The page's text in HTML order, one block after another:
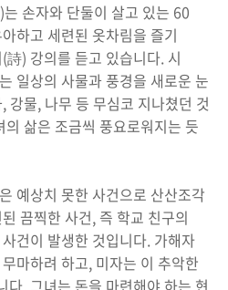
손자와 단둘이 살고 있는 60
하고 세련된 옷차림을 즐기
) 강의를 듣고 있습니다. 시
일상의 사물과 풍경을 새로운 눈
강물, 나무 등 무심코 지나쳤던 것
삶은 조금씩 풍요로워지는 듯
예상치 못한 사건으로 산산조각
끔찍한 사건, 즉 학교 친구의
건이 발생한 것입니다. 가해자
마하려 하고, 미자는 이 추악한
다. 그녀는 돈을 마련해야 하는 현